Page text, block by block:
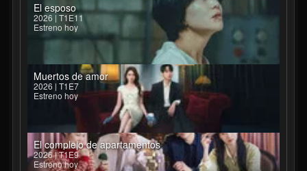
El esposo
2026 | T1E11
Estreno hoy
Muertos de amor
2026 | T1E7
Estreno hoy
El complejo de apartamentos
2026 | T1E9
Estreno hoy